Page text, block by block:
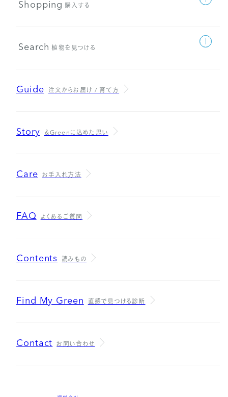
Shopping 購入する
Search 植物を見つける
Guide 注文からお届け / 育て方
Story ＆Greenに込めた思い
Care お手入れ方法
FAQ よくあるご質問
Contents 読みもの
Find My Green 直感で見つける診断
Contact お問い合わせ